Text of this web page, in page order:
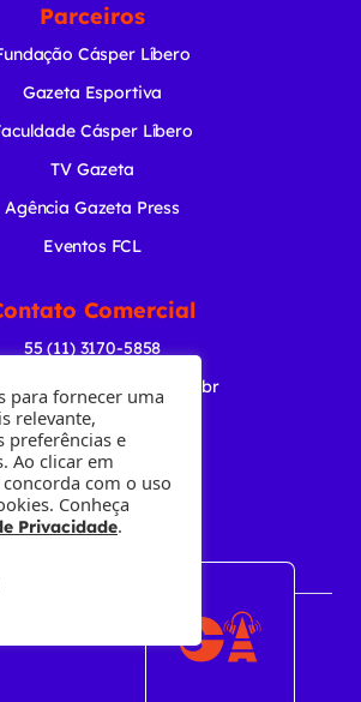
Parceiros
Cásper Líbero
Gazeta Esportiva
Cásper Líbero
TV Gazeta
Agência Gazeta Press
Eventos FCL
Comercial
55 (11) 3170-5858
Baixe nosso APP
2026 • Fundação Cásper Líbero.
para fornecer uma
relevante,
preferências e
Ao clicar em
concorda com o uso
Conheça
Privacidade.